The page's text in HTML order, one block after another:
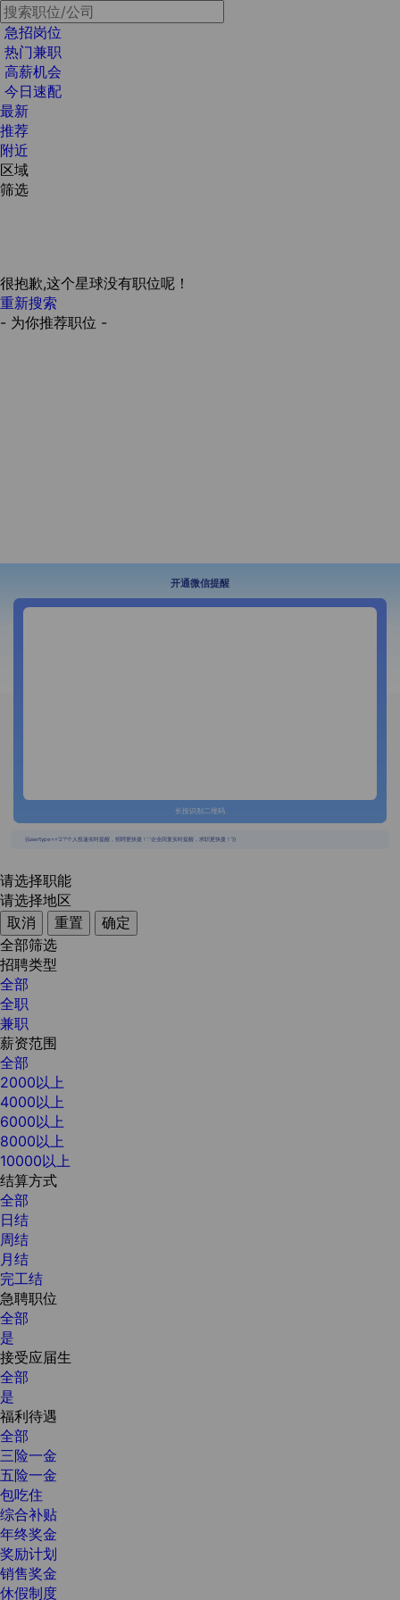
急招岗位
热门兼职
高薪机会
今日速配
最新
推荐
附近
区域
筛选
很抱歉,这个星球没有职位呢！
重新搜索
- 为你推荐职位 -
开通微信提醒
长按识别二维码
{{usertype=='2'?'个人投递实时提醒，招聘更快捷！':'企业回复实时提醒，求职更快捷！'}}
请选择职能
请选择地区
取消
重置
确定
全部筛选
招聘类型
全部
全职
兼职
薪资范围
全部
2000以上
4000以上
6000以上
8000以上
10000以上
结算方式
全部
日结
周结
月结
完工结
急聘职位
全部
是
接受应届生
全部
是
福利待遇
全部
三险一金
五险一金
包吃住
综合补贴
年终奖金
奖励计划
销售奖金
休假制度